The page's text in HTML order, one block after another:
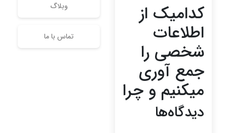
وبلاگ
تماس با ما
کدامیک از
اطلاعات
شخصی را
جمع آوری
میکنیم و چرا
دیدگاه‌ها